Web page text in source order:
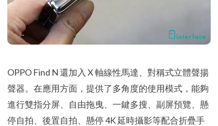
OPPO Find N 還加入 X 軸線性馬達、對稱式立體聲揚
聲器。在應用方面，提供了多角度的使用模式，能夠
進行雙指分屏、自由拖曳、一鍵多搜、副屏預覽、懸
停自拍、後置自拍、懸停 4K 延時攝影等配合折疊手